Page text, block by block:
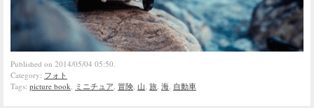
Published on 2014/05/04 05:50.
Category: フォト
Tags: picture book ミニチュア 冒険 山 旅 海 自動車